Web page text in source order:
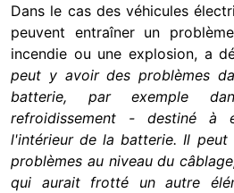
Dans le cas des véhicules
peuvent entraîner un
incendie ou une explosion, a
peut y avoir des problèmes
batterie, par exemple
refroidissement - destiné à
l'intérieur de la batterie. Il peut
problèmes au niveau du
qui aurait frotté un autre